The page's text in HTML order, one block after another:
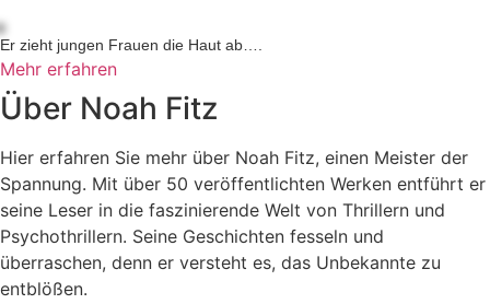
Er zieht jungen Frauen die Haut ab….
Mehr erfahren
Über Noah Fitz
Hier erfahren Sie mehr über Noah Fitz, einen Meister der
Spannung. Mit über 50 veröffentlichten Werken entführt er
seine Leser in die faszinierende Welt von Thrillern und
Psychothrillern. Seine Geschichten fesseln und
überraschen, denn er versteht es, das Unbekannte zu
entblößen.